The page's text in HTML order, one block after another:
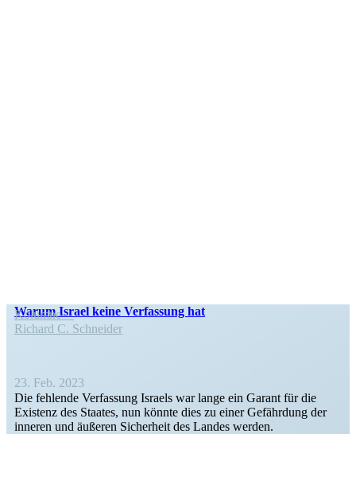
Warum Israel keine Verfassung hat
Kolumne
Richard C. Schneider
23. Feb. 2023
Die fehlende Verfassung Israels war lange ein Garant für die
Existenz des Staates, nun könnte dies zu einer Gefährdung der
inneren und äußeren Sicherheit des Landes werden.